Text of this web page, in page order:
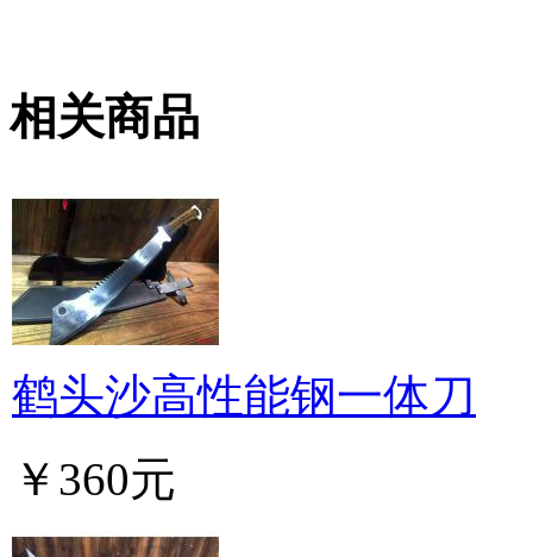
相关商品
鹤头沙高性能钢一体刀
￥360元